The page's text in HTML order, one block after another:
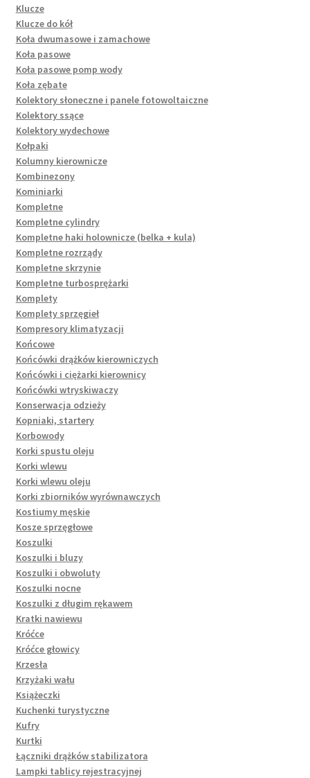
Klucze
Klucze do kół
Koła dwumasowe i zamachowe
Koła pasowe
Koła pasowe pomp wody
Koła zębate
Kolektory słoneczne i panele fotowoltaiczne
Kolektory ssące
Kolektory wydechowe
Kołpaki
Kolumny kierownicze
Kombinezony
Kominiarki
Kompletne
Kompletne cylindry
Kompletne haki holownicze (belka + kula)
Kompletne rozrządy
Kompletne skrzynie
Kompletne turbosprężarki
Komplety
Komplety sprzęgieł
Kompresory klimatyzacji
Końcowe
Końcówki drążków kierowniczych
Końcówki i ciężarki kierownicy
Końcówki wtryskiwaczy
Konserwacja odzieży
Kopniaki, startery
Korbowody
Korki spustu oleju
Korki wlewu
Korki wlewu oleju
Korki zbiorników wyrównawczych
Kostiumy męskie
Kosze sprzęgłowe
Koszulki
Koszulki i bluzy
Koszulki i obwoluty
Koszulki nocne
Koszulki z długim rękawem
Kratki nawiewu
Króćce
Króćce głowicy
Krzesła
Krzyżaki wału
Książeczki
Kuchenki turystyczne
Kufry
Kurtki
Łączniki drążków stabilizatora
Lampki tablicy rejestracyjnej